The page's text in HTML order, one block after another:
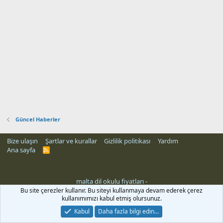
Güncel Haberler
Bize ulaşın Şartlar ve kurallar Gizlilik politikası
Yardım
Ana sayfa
R
malta dil okulu fiyatları-
Bu site çerezler kullanır. Bu siteyi kullanmaya devam ederek çerez
kullanımımızı kabul etmiş olursunuz.
Kabul
Daha fazla bilgi edin…